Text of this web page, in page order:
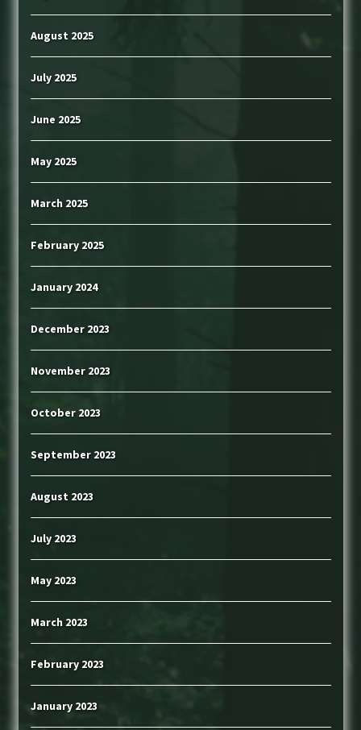
August 2025
July 2025
June 2025
May 2025
March 2025
February 2025
January 2024
December 2023
November 2023
October 2023
September 2023
August 2023
July 2023
May 2023
March 2023
February 2023
January 2023